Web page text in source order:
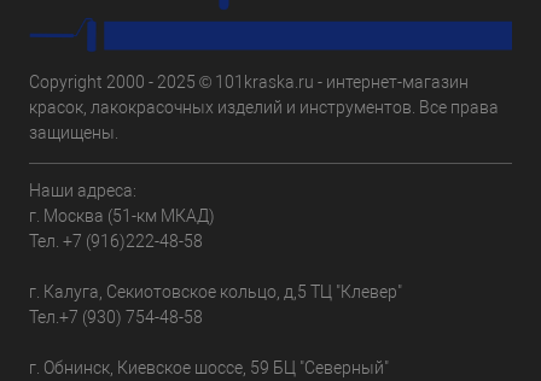
Copyright 2000 - 2025 © 101kraska.ru - интернет-магазин
красок, лакокрасочных изделий и инструментов. Все права
защищены.
Наши адреса:
г. Москва (51-км МКАД)
Тел. +7 (916)222-48-58
г. Калуга, Секиотовское кольцо, д,5 ТЦ "Клевер"
Тел. +7 (930) 754-48-58
г. Обнинск, Киевское шоссе, 59 БЦ "Северный"